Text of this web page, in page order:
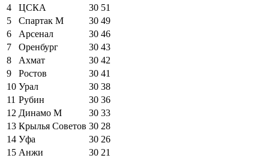
4
ЦСКА 30 51
5
Спартак М 30 49
6
Арсенал 30 46
7
Оренбург 30 43
8
Ахмат 30 42
9
Ростов 30 41
10 Урал 30 38
11 Рубин 30 36
12 Динамо М 30 33
13 Крылья Советов 30 28
14 Уфа 30 26
15 Анжи 30 21